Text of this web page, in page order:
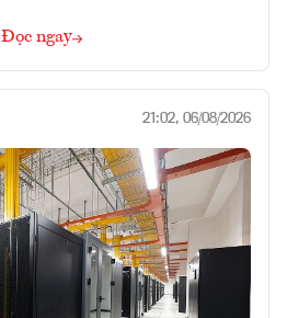
Đọc ngay
21:02, 06/08/2026